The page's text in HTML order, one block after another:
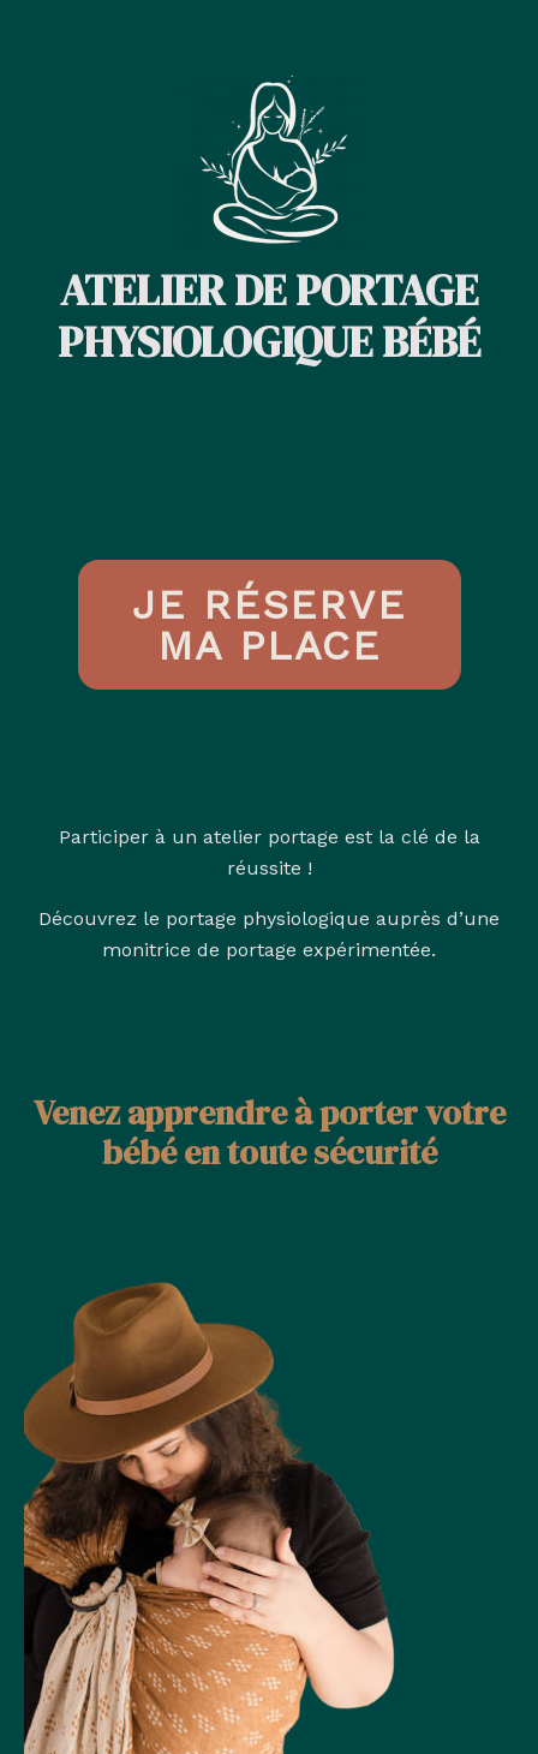
ATELIER DE PORTAGE
PHYSIOLOGIQUE BÉBÉ
JE RÉSERVE
MA PLACE
Participer à un atelier portage est la clé de la
réussite !
Découvrez le portage physiologique auprès d’une
monitrice de portage expérimentée.
Venez apprendre à porter votre
bébé en toute sécurité